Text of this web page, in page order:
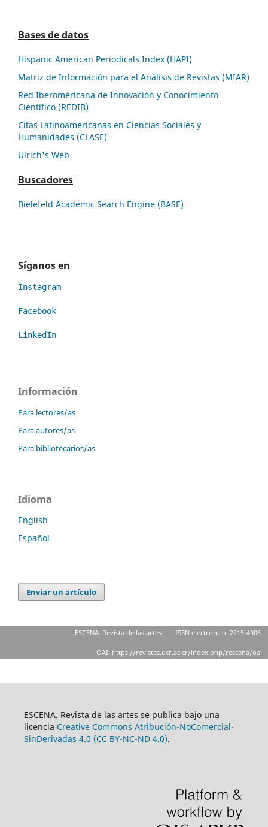
Bases de datos
Hispanic American Periodicals Index (HAPI)
Matriz de Información para el Análisis de Revistas (MIAR)
Red Iberoméricana de Innovación y Conocimiento
Científico (REDIB)
Citas Latinoamericanas en Ciencias Sociales y
Humanidades (CLASE)
Ulrich's Web
Buscadores
Bielefeld Academic Search Engine (BASE)
Síganos en
Instagram
Facebook
LinkedIn
Información
Para lectores/as
Para autores/as
Para bibliotecarios/as
Idioma
English
Español
Enviar un artículo
ESCENA. Revista de las artes ISSN electrónico: 2215-4906
OAI: https://revistas.ucr.ac.cr/index.php/rescena/oai
ESCENA. Revista de las artes se publica bajo una
licencia Creative Commons Atribución-NoComercial-
SinDerivadas 4.0 (CC BY-NC-ND 4.0).